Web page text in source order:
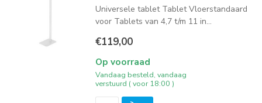
Universele tablet Tablet Vloerstandaard
voor Tablets van 4,7 t/m 11 in...
€119,00
Op voorraad
Vandaag besteld, vandaag
verstuurd ( voor 18:00 )